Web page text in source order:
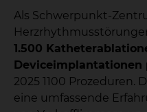
Als Schwerpunkt-
1.500
Deviceimplantationen
2025 1100 Prozeduren.
eine umfassende